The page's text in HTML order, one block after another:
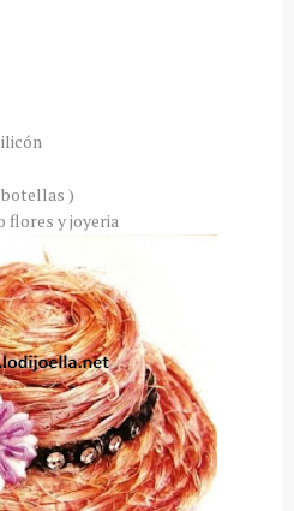
)
flores y joyeria